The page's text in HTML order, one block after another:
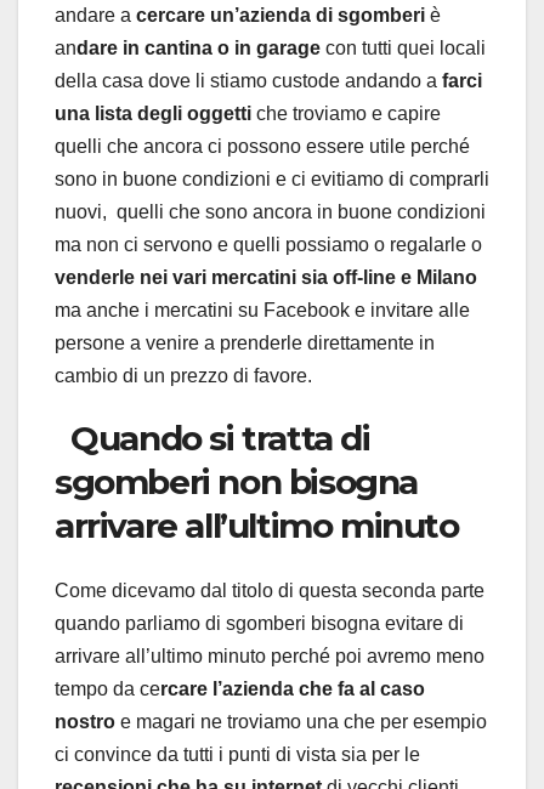
andare a cercare un’azienda di sgomberi è
andare in cantina o in garage con tutti quei locali
della casa dove li stiamo custode andando a farci
una lista degli oggetti che troviamo e capire
quelli che ancora ci possono essere utile perché
sono in buone condizioni e ci evitiamo di comprarli
nuovi, quelli che sono ancora in buone condizioni
ma non ci servono e quelli possiamo o regalarle o
venderle nei vari mercatini sia off-line e Milano
ma anche i mercatini su Facebook e invitare alle
persone a venire a prenderle direttamente in
cambio di un prezzo di favore.
Quando si tratta di
sgomberi non bisogna
arrivare all’ultimo minuto
Come dicevamo dal titolo di questa seconda parte
quando parliamo di sgomberi bisogna evitare di
arrivare all’ultimo minuto perché poi avremo meno
tempo da cercare l’azienda che fa al caso
nostro e magari ne troviamo una che per esempio
ci convince da tutti i punti di vista sia per le